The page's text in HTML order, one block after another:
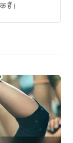
हैं।